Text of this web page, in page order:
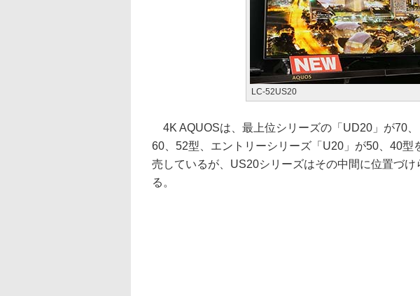
LC-52US20
4K AQUOSは、最上位シリーズの「UD20」が70、
60、52型、エントリーシリーズ「U20」が50、40型
売しているが、US20シリーズはその中間に位置づけ
る。